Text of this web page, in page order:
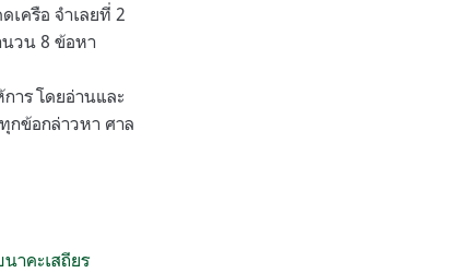
ครือ จำเลยที่ 2
วน 8 ข้อหา
าร โดยอ่านและ
กข้อกล่าวหา ศาล
าคะเสถียร